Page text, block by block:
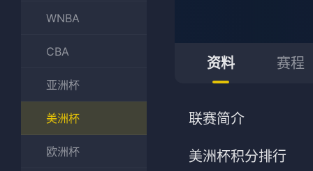
WNBA
英超
西甲
意甲
WNBA
CBA
亚洲杯
美洲杯
欧洲杯
资料 赛程
联赛简介
美洲杯积分排行